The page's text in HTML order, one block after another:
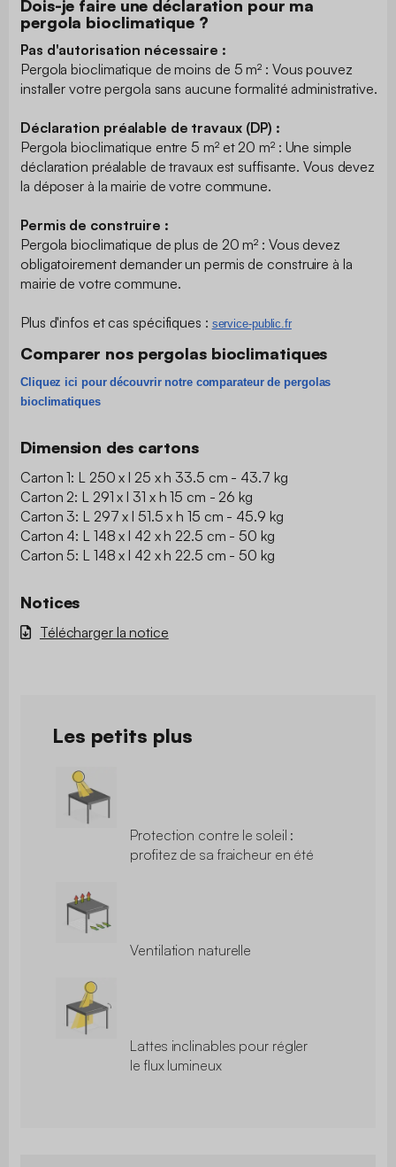
Dois-je faire une déclaration pour ma
pergola bioclimatique ?
Pas d'autorisation nécessaire :
Pergola bioclimatique de moins de 5 m² : Vous pouvez
installer votre pergola sans aucune formalité administrative.
Déclaration préalable de travaux (DP) :
Pergola bioclimatique entre 5 m² et 20 m² : Une simple
déclaration préalable de travaux est suffisante. Vous devez
la déposer à la mairie de votre commune.
Permis de construire :
Pergola bioclimatique de plus de 20 m² : Vous devez
obligatoirement demander un permis de construire à la
mairie de votre commune.
Plus d'infos et cas spécifiques : ​service-public.fr
Comparer nos pergolas bioclimatiques
Cliquez ici pour découvrir notre comparateur de pergolas
bioclimatiques
Dimension des cartons
Carton 1: L 250 x l 25 x h 33.5 cm - 43.7 kg
Carton 2: L 291 x l 31 x h 15 cm - 26 kg
Carton 3: L 297 x l 51.5 x h 15 cm - 45.9 kg
Carton 4: L 148 x l 42 x h 22.5 cm - 50 kg
Carton 5: L 148 x l 42 x h 22.5 cm - 50 kg
Notices
Télécharger la notice
Les petits plus
Protection contre le soleil :
profitez de sa fraicheur en été
Ventilation naturelle
Lattes inclinables pour régler
le flux lumineux